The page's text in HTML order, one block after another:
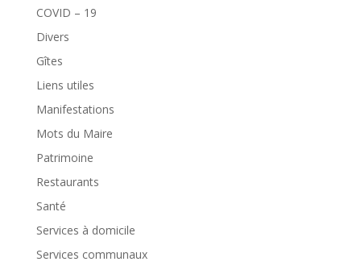
COVID – 19
Divers
Gîtes
Liens utiles
Manifestations
Mots du Maire
Patrimoine
Restaurants
Santé
Services à domicile
Services communaux